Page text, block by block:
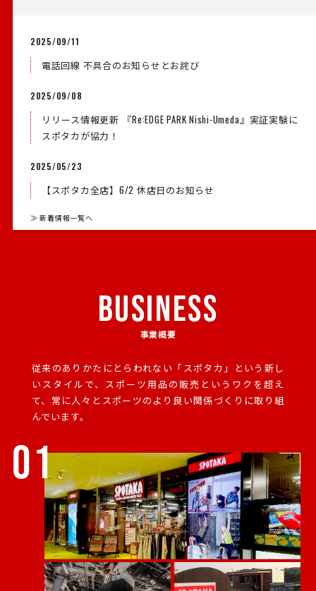
2025/09/11
電話回線 不具合のお知らせとお詫び
2025/09/08
リリース情報更新 『Re:EDGE PARK Nishi-Umeda』実証実験に
スポタカが協力！
2025/05/23
【スポタカ全店】6/2 休店日のお知らせ
≫ 新着情報一覧へ
BUSINESS
事業概要
従来のありかたにとらわれない「スポタカ」という新し
いスタイルで、 スポーツ用品の販売というワクを超え
て、常に人々とスポーツのより良い関係づくりに取り組
んでいます。
01